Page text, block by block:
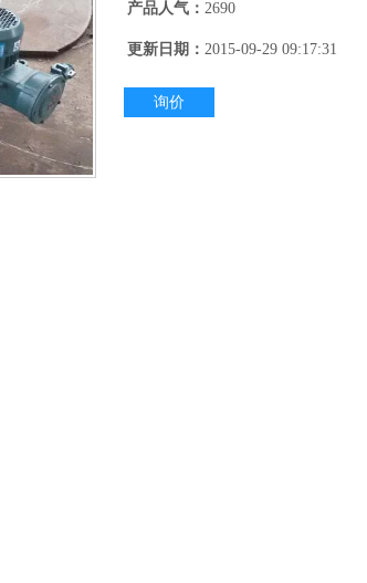
产品人气： 2690
更新日期： 2015-09-29 09:17:31
询价